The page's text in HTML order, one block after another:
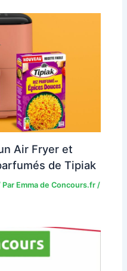
Air Fryer et
de Tipiak
Par Emma de Concours.fr/